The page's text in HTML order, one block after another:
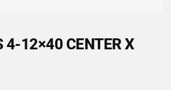
4-12×40 CENTER X